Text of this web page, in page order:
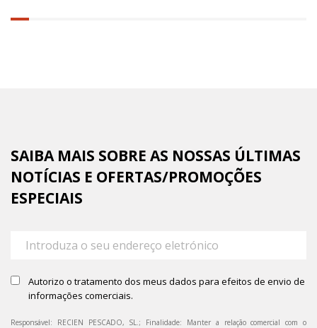
6.25%
SAIBA MAIS SOBRE AS NOSSAS ÚLTIMAS
NOTÍCIAS E OFERTAS/PROMOÇÕES
ESPECIAIS
Autorizo o tratamento dos meus dados para efeitos de envio de
informações comerciais.
Responsável: RECIEN PESCADO, SL.; Finalidade: Manter a relação comercial com o